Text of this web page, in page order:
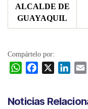
ALCALDE DE
GUAYAQUIL
Compártelo por:
W
t
e
k
i
Noticias